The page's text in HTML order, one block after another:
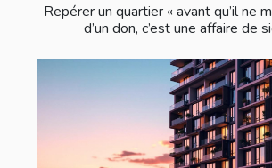
Repérer un quartier « avant qu’il ne
d’un don, c’est une affaire de